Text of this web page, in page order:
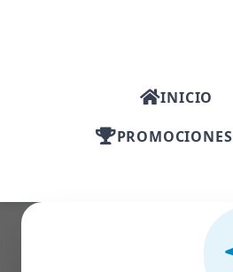
INICIO
PROMOCIONES